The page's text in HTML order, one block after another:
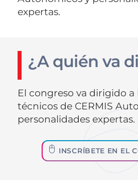
expertas.
¿A quién va
El congreso va dirigido a
técnicos de CERMIS
personalidades expertas.
INSCRÍBETE EN EL